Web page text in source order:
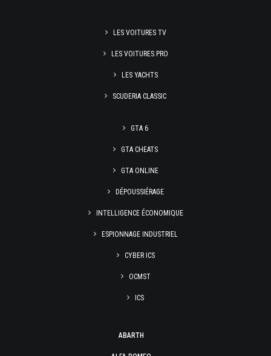
LES VOITURES TV
LES VOITURES PRO
LES YACHTS
SCUDERIA CLASSIC
GTA 6
GTA CHEATS
GTA ONLINE
DÉPOUSSIÉRAGE
INTELLIGENCE ÉCONOMIQUE
ESPIONNAGE INDUSTRIEL
CYBER ICS
OCMST
ICS
ABARTH